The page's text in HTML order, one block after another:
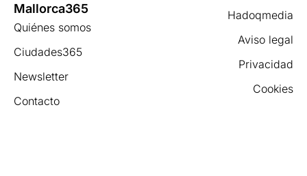
Hadoqmedia
Aviso legal
Privacidad
Cookies
Mallorca365
Quiénes somos
Ciudades365
Newsletter
Contacto